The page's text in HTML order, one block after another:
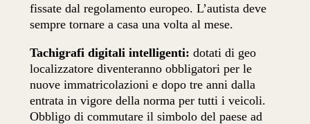
fissate dal regolamento europeo. L’autista deve
sempre tornare a casa una volta al mese.
Tachigrafi digitali intelligenti: dotati di geo
localizzatore diventeranno obbligatori per le
nuove immatricolazioni e dopo tre anni dalla
entrata in vigore della norma per tutti i veicoli.
Obbligo di commutare il simbolo del paese ad